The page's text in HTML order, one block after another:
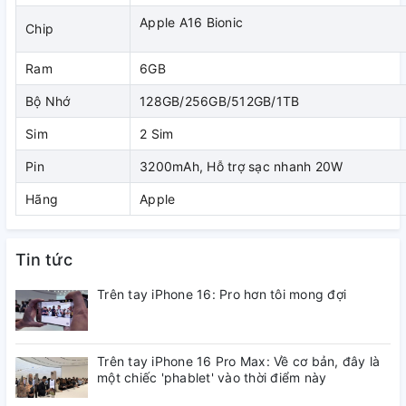
iPhone 14 Pro Max sử dụng cổng sạc Lightning, giúp iFans
có thể sạc đến 50% pin chỉ trong 30 đến 35 phút với củ sạc
4.323mAh (Đang cập nhật), thấp hơn một chút so với con số
pin nhanh gấp đôi so với công nghệ sạc nhanh 20W đươcj
trang bị trên iPhone 13 Pro Max.
Chip Apple A16 Bionic
Ram 6GB
Bộ Nhớ 128GB/256GB/512GB/1TB
Sim 2 Sim
Pin 3200mAh, Hỗ trợ sạc nhanh 20W
Hãng Apple
Tin tức
Trên tay iPhone 16: Pro hơn tôi mong đợi
Trên tay iPhone 16 Pro Max: Về cơ bản, đây là
một chiếc 'phablet' vào thời điểm này